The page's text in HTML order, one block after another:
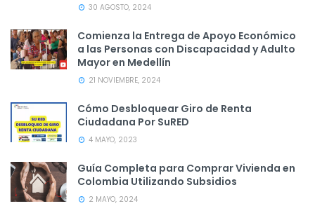
30 AGOSTO, 2024
Comienza la Entrega de Apoyo Económico
a las Personas con Discapacidad y Adulto
Mayor en Medellín
21 NOVIEMBRE, 2024
Cómo Desbloquear Giro de Renta
Ciudadana Por SuRED
4 MAYO, 2023
Guía Completa para Comprar Vivienda en
Colombia Utilizando Subsidios
2 MAYO, 2024